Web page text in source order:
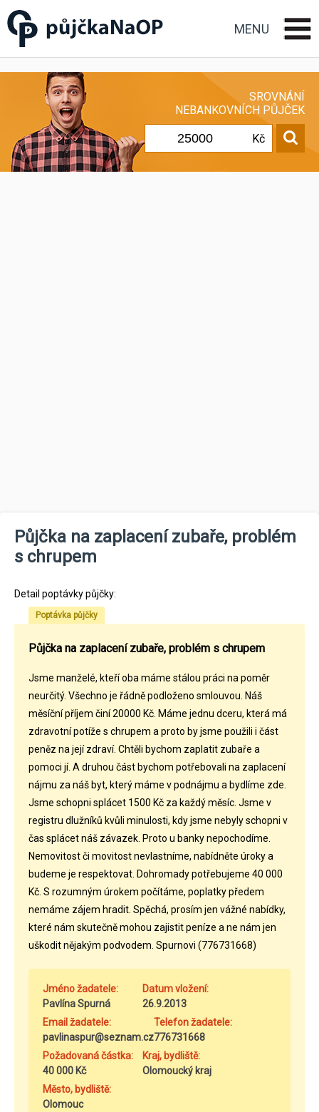
Půjčka na OP občanský
průkaz
MENU
SROVNÁNÍ
NEBANKOVNÍCH PŮJČEK
Kč
Půjčka na zaplacení zubaře, problém
s chrupem
Detail poptávky půjčky:
Poptávka půjčky
Půjčka na zaplacení zubaře, problém s chrupem
Jsme manželé, kteří oba máme stálou práci na poměr
neurčitý. Všechno je řádně podloženo smlouvou. Náš
měsíční příjem činí 20000 Kč. Máme jednu dceru, která má
zdravotní potíže s chrupem a proto by jsme použili i část
peněz na její zdraví. Chtěli bychom zaplatit zubaře a
pomoci jí. A druhou část bychom potřebovali na zaplacení
nájmu za náš byt, který máme v podnájmu a bydlíme zde.
Jsme schopni splácet 1500 Kč za každý měsíc. Jsme v
registru dlužníků kvůli minulosti, kdy jsme nebyly schopni v
čas splácet náš závazek. Proto u banky nepochodíme.
Nemovitost či movitost nevlastníme, nabídněte úroky a
budeme je respektovat. Dohromady potřebujeme 40 000
Kč. S rozumným úrokem počítáme, poplatky předem
nemáme zájem hradit. Spěchá, prosím jen vážné nabídky,
které nám skutečně mohou zajistit peníze a ne nám jen
uškodit nějakým podvodem. Spurnovi (776731668)
Jméno žadatele:
Pavlína Spurná
Datum vložení:
26.9.2013
Email žadatele:
pavlinaspur@seznam.cz
Telefon žadatele:
776731668
Požadovaná částka:
40 000 Kč
Kraj, bydliště:
Olomoucký kraj
Město, bydliště:
Olomouc